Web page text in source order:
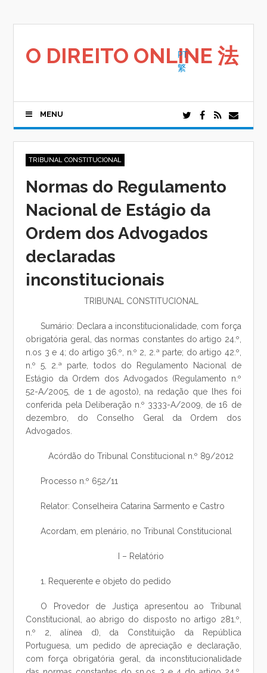
O DIREITO ONLINE 法
PT
繁
MENU
TRIBUNAL CONSTITUCIONAL
Normas do Regulamento
Nacional de Estágio da
Ordem dos Advogados
declaradas
inconstitucionais
TRIBUNAL CONSTITUCIONAL
Sumário: Declara a inconstitucionalidade, com força
obrigatória geral, das normas constantes do artigo 24.º,
n.os 3 e 4; do artigo 36.º, n.º 2, 2.ª parte; do artigo 42.º,
n.º 5, 2.ª parte, todos do Regulamento Nacional de
Estágio da Ordem dos Advogados (Regulamento n.º
52-A/2005, de 1 de agosto), na redação que lhes foi
conferida pela Deliberação n.º 3333-A/2009, de 16 de
dezembro, do Conselho Geral da Ordem dos
Advogados.
Acórdão do Tribunal Constitucional n.º 89/2012
Processo n.º 652/11
Relator: Conselheira Catarina Sarmento e Castro
Acordam, em plenário, no Tribunal Constitucional
I – Relatório
1. Requerente e objeto do pedido
O Provedor de Justiça apresentou ao Tribunal
Constitucional, ao abrigo do disposto no artigo 281.º,
n.º 2, alínea d), da Constituição da República
Portuguesa, um pedido de apreciação e declaração,
com força obrigatória geral, da inconstitucionalidade